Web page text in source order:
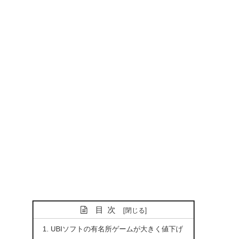
目次
UBIソフトの有名所ゲームが大きく値下げ